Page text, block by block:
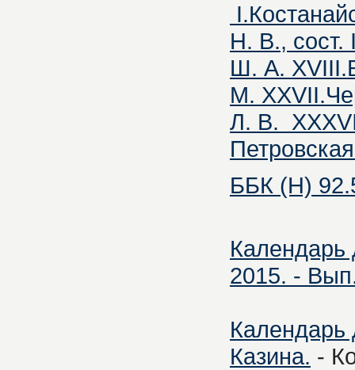
Н. В.,
Ш. А.
М.
Л. В.
ББК (Н)
Календарь
2015. -
Календарь
Казина. -